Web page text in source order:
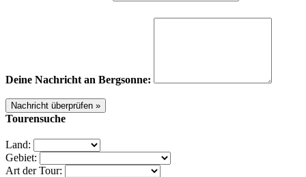
Deine Nachricht an Bergsonne:
Tourensuche
Land:
Gebiet:
Art der Tour: